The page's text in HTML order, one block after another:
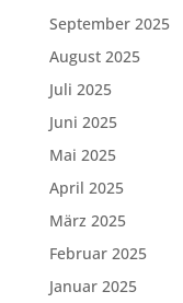
September 2025
August 2025
Juli 2025
Juni 2025
Mai 2025
April 2025
März 2025
Februar 2025
Januar 2025